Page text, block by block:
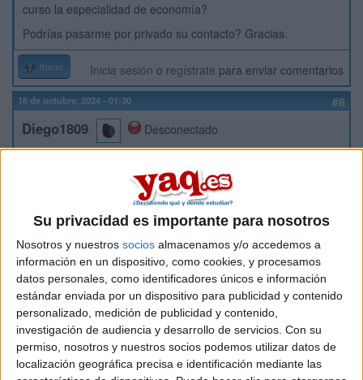
Su privacidad es importante para nosotros
Nosotros y nuestros socios almacenamos y/o accedemos a
información en un dispositivo, como cookies, y procesamos
datos personales, como identificadores únicos e información
estándar enviada por un dispositivo para publicidad y contenido
personalizado, medición de publicidad y contenido,
investigación de audiencia y desarrollo de servicios. Con su
permiso, nosotros y nuestros socios podemos utilizar datos de
localización geográfica precisa e identificación mediante las
curso la especialidad de economía?
Podrías pasarme por privado su contacto? Gracias.
Inicio Inicia sesión o regístrate para enviar comentarios
18 de octubre, 2024 - 01:30 #8
Diego1809
Desconectado
realización de TFM de master de profesorado? Alguien de
fiar y nada de plagio ni ChatGPT.
Gracias
Inicio Inicia sesión para enviar comentarios
18 de octubre, 2024 - 09:09 (Responder a #9)
Kini
Desconectado
Hola Diego,
Por la experiencia que tenemos en este foro, no te creas las